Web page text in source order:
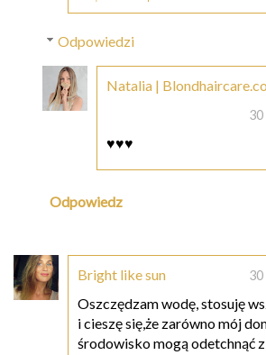
Odpowiedzi
Natalia |
♥♥♥
Odpowiedz
Bright like sun
Oszczędzam wodę, stosuję
i cieszę się,że zarówno mój
środowisko mogą odetchnąć